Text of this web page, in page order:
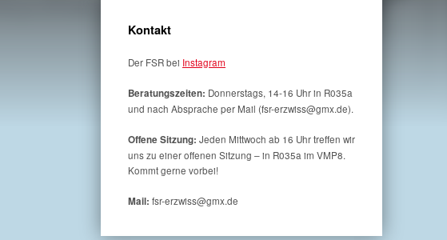
Kontakt
Der FSR bei Instagram
Beratungszeiten: Donnerstags, 14-16 Uhr in R035a
und nach Absprache per Mail (fsr-erzwiss@gmx.de).
Offene Sitzung: Jeden Mittwoch ab 16 Uhr treffen wir
uns zu einer offenen Sitzung – in R035a im VMP8.
Kommt gerne vorbei!
Mail: fsr-erzwiss@gmx.de